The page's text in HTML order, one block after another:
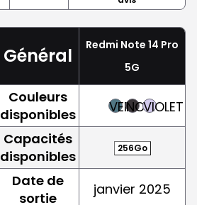
Général
Redmi Note 14 Pro
5G
Couleurs
disponibles
VERTNOIRVIOLET
Capacités
disponibles
256Go
Date de
sortie
janvier 2025